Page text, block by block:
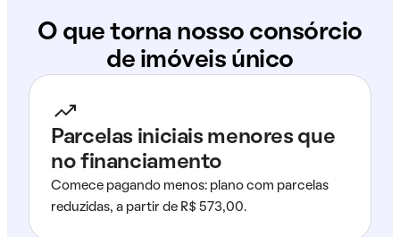
O que torna nosso consórcio
de imóveis único
Parcelas iniciais menores que
no financiamento
Comece pagando menos: plano com parcelas
reduzidas, a partir de R$ 573,00.